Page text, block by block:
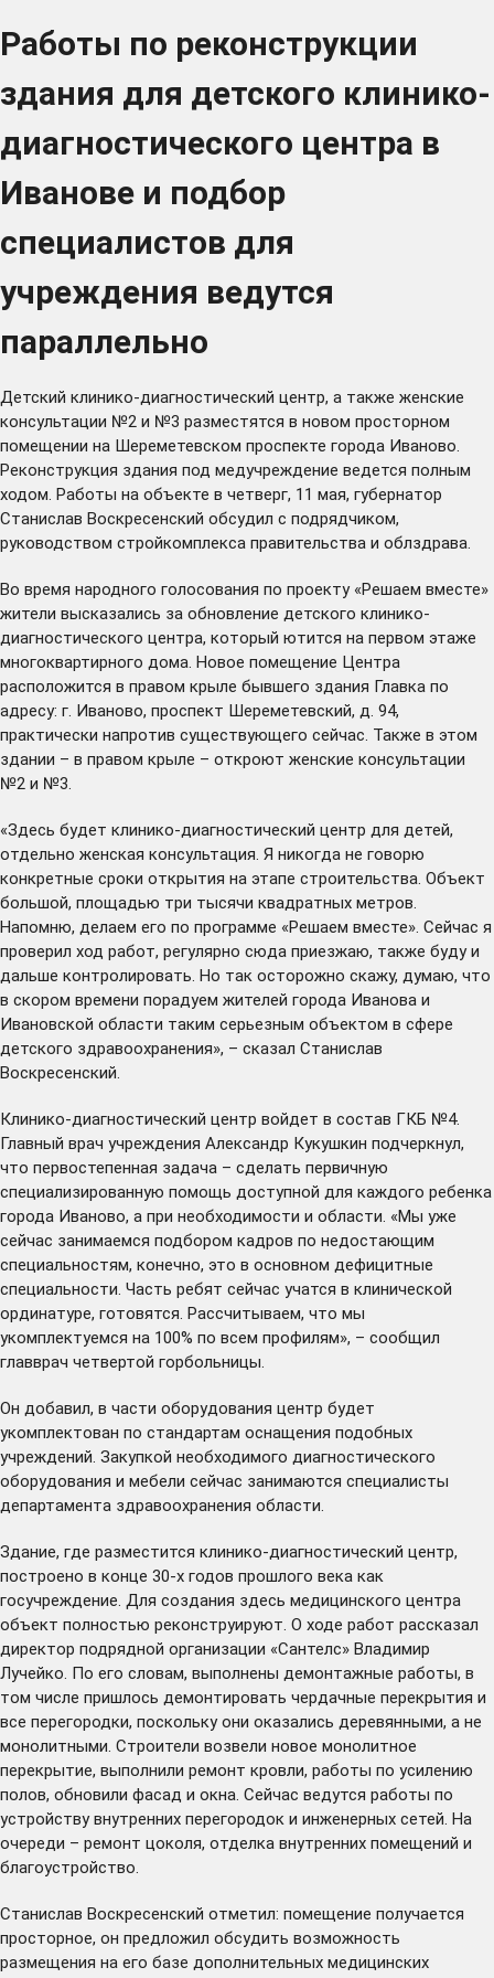
Работы по реконструкции
здания для детского клинико-
диагностического центра в
Иванове и подбор
специалистов для
учреждения ведутся
параллельно
Детский клинико-диагностический центр, а также женские
консультации №2 и №3 разместятся в новом просторном
помещении на Шереметевском проспекте города Иваново.
Реконструкция здания под медучреждение ведется полным
ходом. Работы на объекте в четверг, 11 мая, губернатор
Станислав Воскресенский обсудил с подрядчиком,
руководством стройкомплекса правительства и облздрава.
Во время народного голосования по проекту «Решаем вместе»
жители высказались за обновление детского клинико-
диагностического центра, который ютится на первом этаже
многоквартирного дома. Новое помещение Центра
расположится в правом крыле бывшего здания Главка по
адресу: г. Иваново, проспект Шереметевский, д. 94,
практически напротив существующего сейчас. Также в этом
здании – в правом крыле – откроют женские консультации
№2 и №3.
«Здесь будет клинико-диагностический центр для детей,
отдельно женская консультация. Я никогда не говорю
конкретные сроки открытия на этапе строительства. Объект
большой, площадью три тысячи квадратных метров.
Напомню, делаем его по программе «Решаем вместе». Сейчас я
проверил ход работ, регулярно сюда приезжаю, также буду и
дальше контролировать. Но так осторожно скажу, думаю, что
в скором времени порадуем жителей города Иванова и
Ивановской области таким серьезным объектом в сфере
детского здравоохранения», – сказал Станислав
Воскресенский.
Клинико-диагностический центр войдет в состав ГКБ №4.
Главный врач учреждения Александр Кукушкин подчеркнул,
что первостепенная задача – сделать первичную
специализированную помощь доступной для каждого ребенка
города Иваново, а при необходимости и области. «Мы уже
сейчас занимаемся подбором кадров по недостающим
специальностям, конечно, это в основном дефицитные
специальности. Часть ребят сейчас учатся в клинической
ординатуре, готовятся. Рассчитываем, что мы
укомплектуемся на 100% по всем профилям», – сообщил
главврач четвертой горбольницы.
Он добавил, в части оборудования центр будет
укомплектован по стандартам оснащения подобных
учреждений. Закупкой необходимого диагностического
оборудования и мебели сейчас занимаются специалисты
департамента здравоохранения области.
Здание, где разместится клинико-диагностический центр,
построено в конце 30-х годов прошлого века как
госучреждение. Для создания здесь медицинского центра
объект полностью реконструируют. О ходе работ рассказал
директор подрядной организации «Сантелс» Владимир
Лучейко. По его словам, выполнены демонтажные работы, в
том числе пришлось демонтировать чердачные перекрытия и
все перегородки, поскольку они оказались деревянными, а не
монолитными. Строители возвели новое монолитное
перекрытие, выполнили ремонт кровли, работы по усилению
полов, обновили фасад и окна. Сейчас ведутся работы по
устройству внутренних перегородок и инженерных сетей. На
очереди – ремонт цоколя, отделка внутренних помещений и
благоустройство.
Станислав Воскресенский отметил: помещение получается
просторное, он предложил обсудить возможность
размещения на его базе дополнительных медицинских